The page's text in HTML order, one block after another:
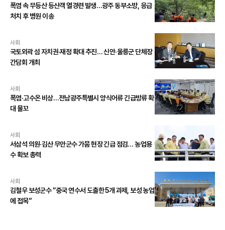
폭염 속 무등산 등산객 열경련 발생…광주 동부소방, 응급
처치 후 병원 이송
사회
국토외곽 섬 자치권·재정 확대 추진… 신안·울릉군 단체장
간담회 개최
사회
폭염·고수온 비상…전남광주특별시 양식어류 긴급방류 확
대 물꼬
사회
서삼석 의원·김산 무안군수 가뭄 현장 긴급 점검… 농업용
수 확보 총력
사회
김철우 보성군수 “중국 연수서 도출한 5개 과제, 보성 농업
에 접목”